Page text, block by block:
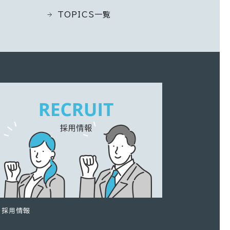
TOPICS一覧
採用情報